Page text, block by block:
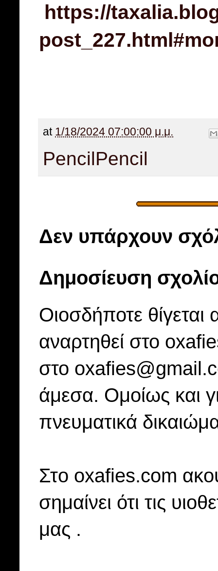
https://
at 1/18/2024 07:00:00 μ.μ.
PencilPencil
Δεν υπάρχουν
Δημοσίευση
Οιοσδήποτε
αναρτηθεί στο
στο
άμεσα. Ομοίως και
πνευματικά
Στo oxafies.com
σημαίνει ότι τις
μας .